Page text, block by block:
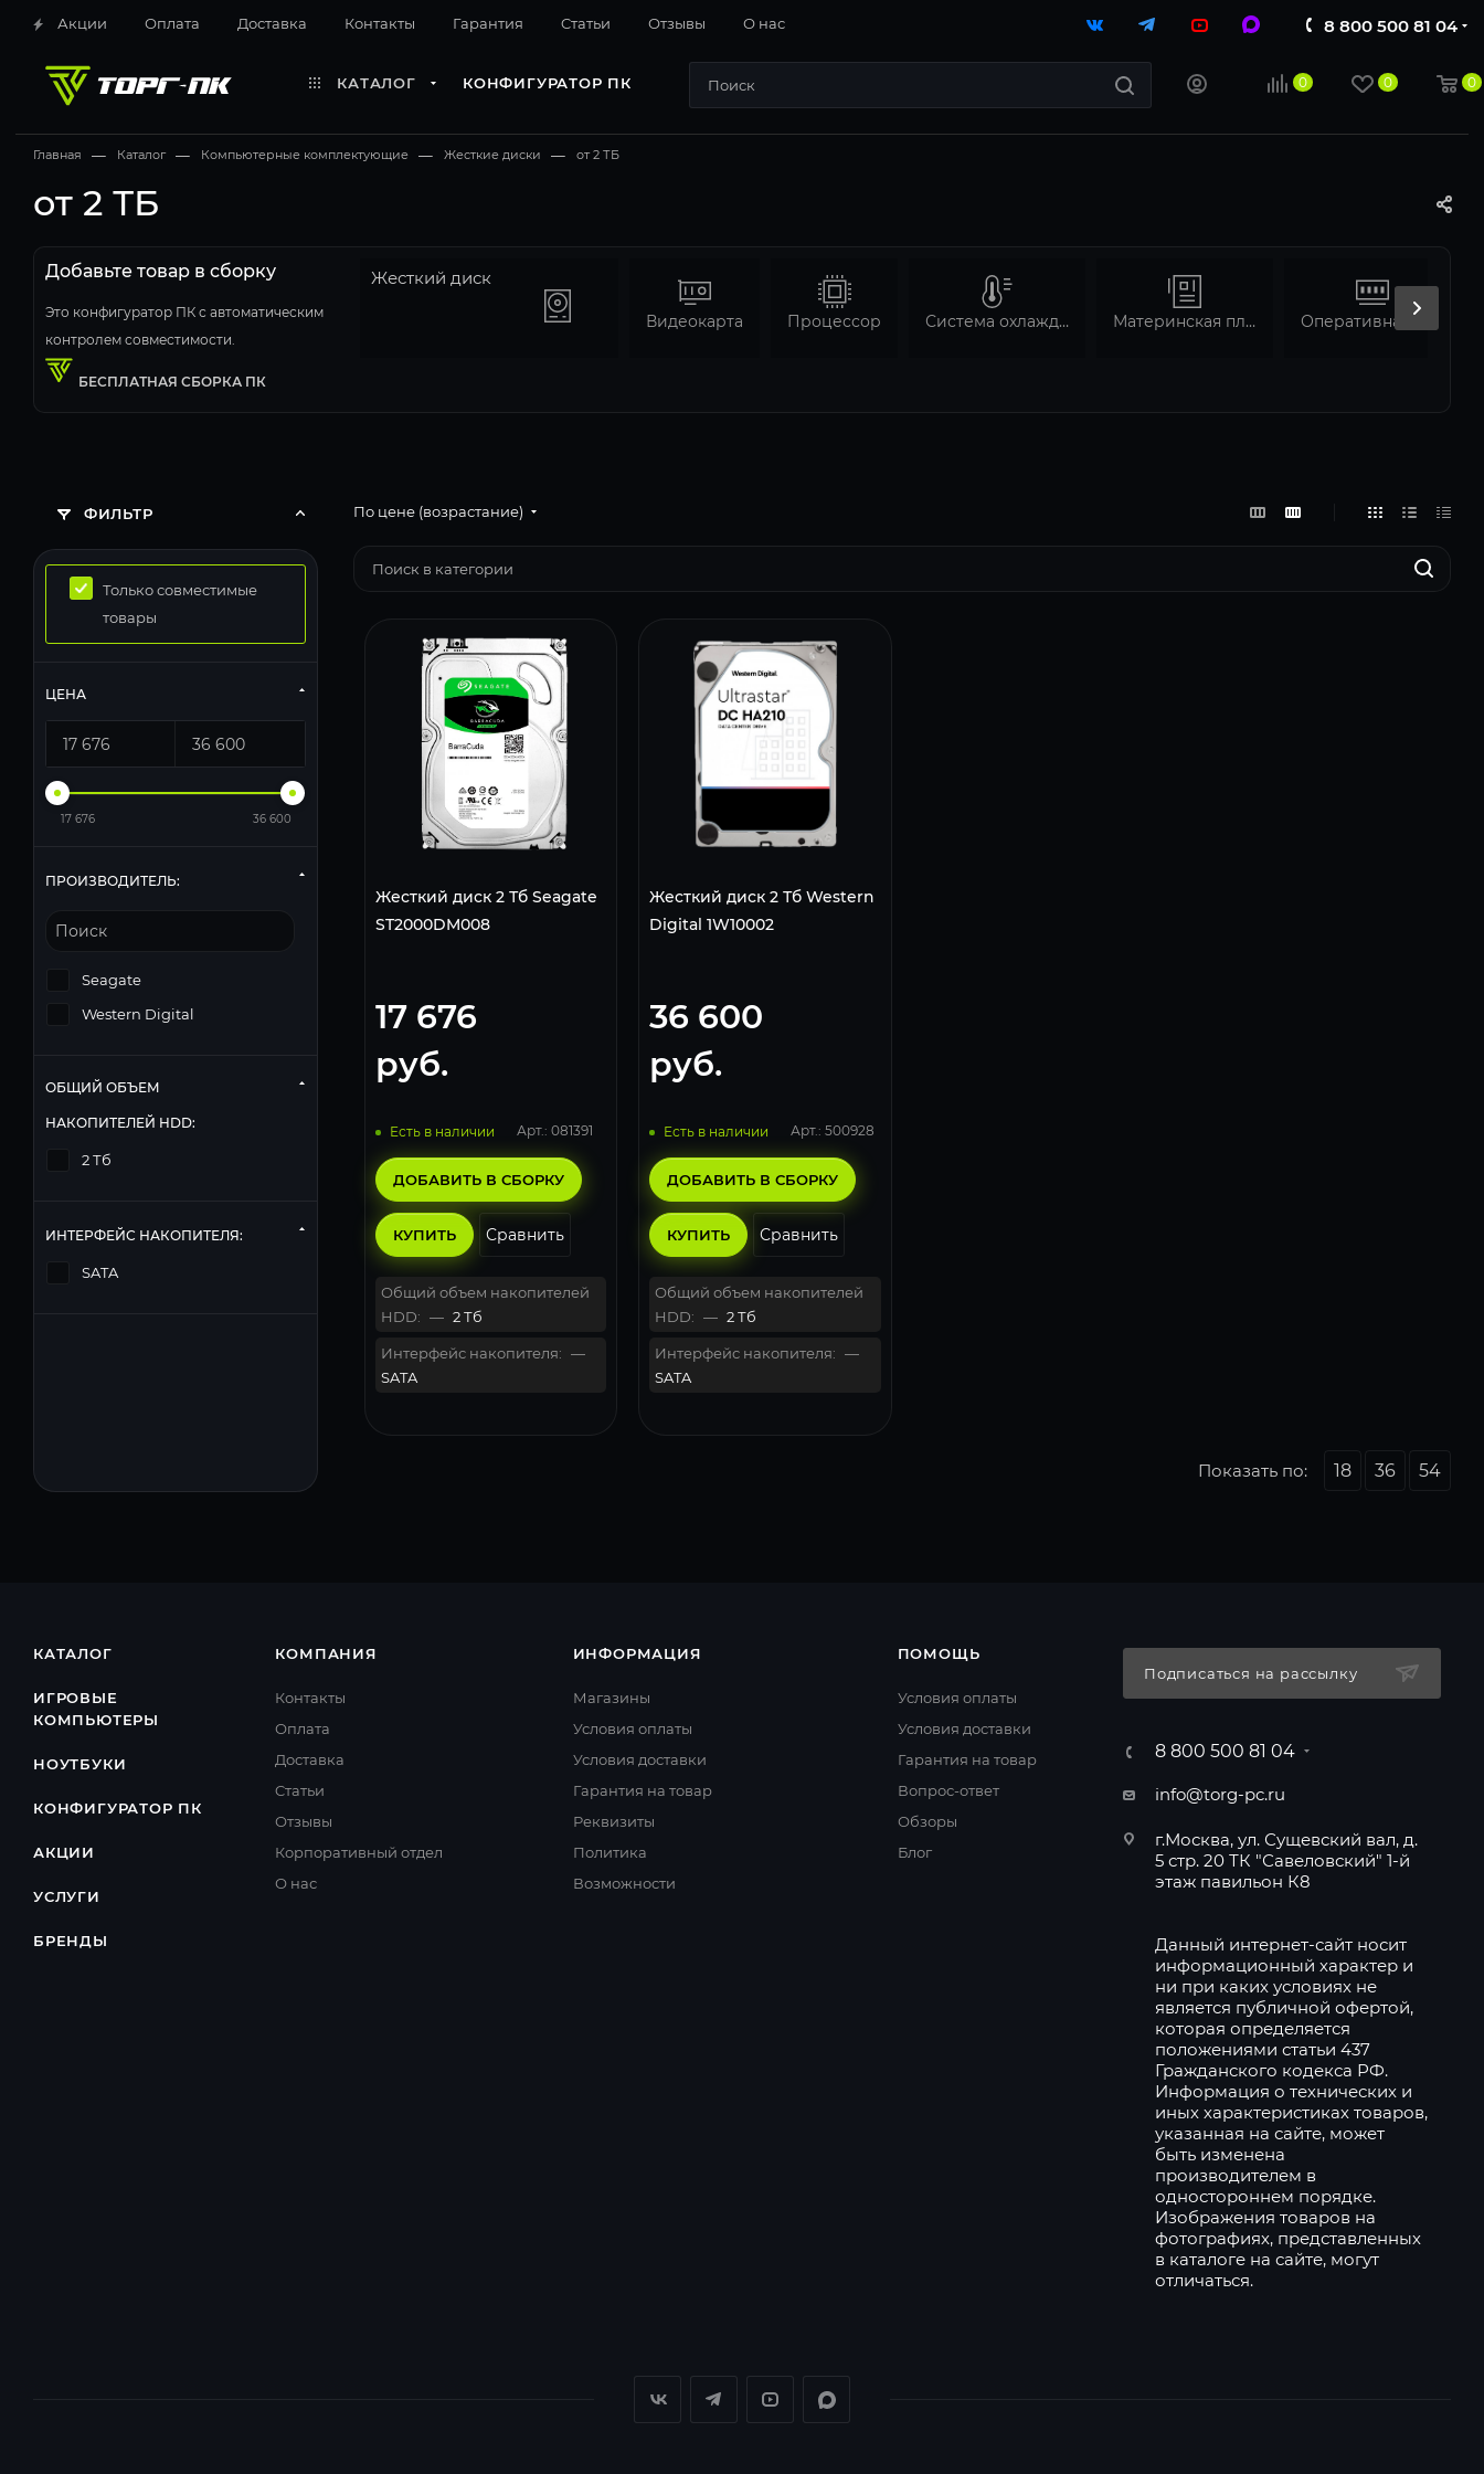
Акции Оплата Доставка Контакты Гарантия Cтатьи Отзывы О нас 8 800 500 81 04
КАТАЛОГ КОНФИГУРАТОР ПК 0 0 0
Главная — Каталог — Компьютерные комплектующие — Жесткие диски — от 2 ТБ
от 2 ТБ
Добавьте товар в сборку
Это конфигуратор ПК с автоматическим
контролем совместимости.
БЕСПЛАТНАЯ СБОРКА ПК
Жесткий диск
Видеокарта Процессор Система охлаждения Материнская плата
По цене (возрастание)
Жесткий диск 2 Тб Seagate
ST2000DM008
17 676
руб.
Есть в наличии Арт.: 081391
ДОБАВИТЬ В СБОРКУ
КУПИТЬ Сравнить
Общий объем накопителей
HDD: — 2 Тб
Интерфейс накопителя: —
SATA
Жесткий диск 2 Тб Western
Digital 1W10002
36 600
руб.
Есть в наличии Арт.: 500928
ДОБАВИТЬ В СБОРКУ
КУПИТЬ Сравнить
Общий объем накопителей
HDD: — 2 Тб
Интерфейс накопителя: —
SATA
Показать по: 18 36 54
ФИЛЬТР
Только совместимые
товары
ЦЕНА
17 676 36 600
ПРОИЗВОДИТЕЛЬ:
Seagate
Western Digital
ОБЩИЙ ОБЪЕМ
НАКОПИТЕЛЕЙ HDD:
2 Тб
ИНТЕРФЕЙС НАКОПИТЕЛЯ:
SATA
КАТАЛОГ
ИГРОВЫЕ
КОМПЬЮТЕРЫ
НОУТБУКИ
КОНФИГУРАТОР ПК
АКЦИИ
УСЛУГИ
БРЕНДЫ
КОМПАНИЯ
Контакты
Оплата
Доставка
Cтатьи
Отзывы
Корпоративный отдел
О нас
ИНФОРМАЦИЯ
Магазины
Условия оплаты
Условия доставки
Гарантия на товар
Реквизиты
Политика
Возможности
ПОМОЩЬ
Условия оплаты
Условия доставки
Гарантия на товар
Вопрос-ответ
Обзоры
Блог
Подписаться на рассылку
8 800 500 81 04
info@torg-pc.ru
г.Москва, ул. Сущевский вал, д.
5 стр. 20 ТК "Савеловский" 1-й
этаж павильон К8
Данный интернет-сайт носит
информационный характер и
ни при каких условиях не
является публичной офертой,
которая определяется
положениями статьи 437
Гражданского кодекса РФ.
Информация о технических и
иных характеристиках товаров,
указанная на сайте, может
быть изменена
производителем в
одностороннем порядке.
Изображения товаров на
фотографиях, представленных
в каталоге на сайте, могут
отличаться.